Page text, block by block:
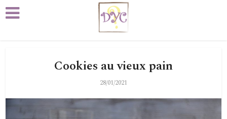
Cookies au vieux pain
28/01/2021